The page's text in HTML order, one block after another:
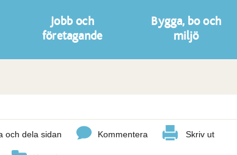
Jobb och
företagande
Bygga, bo och
miljö
och dela sidan Kommentera Skriv ut